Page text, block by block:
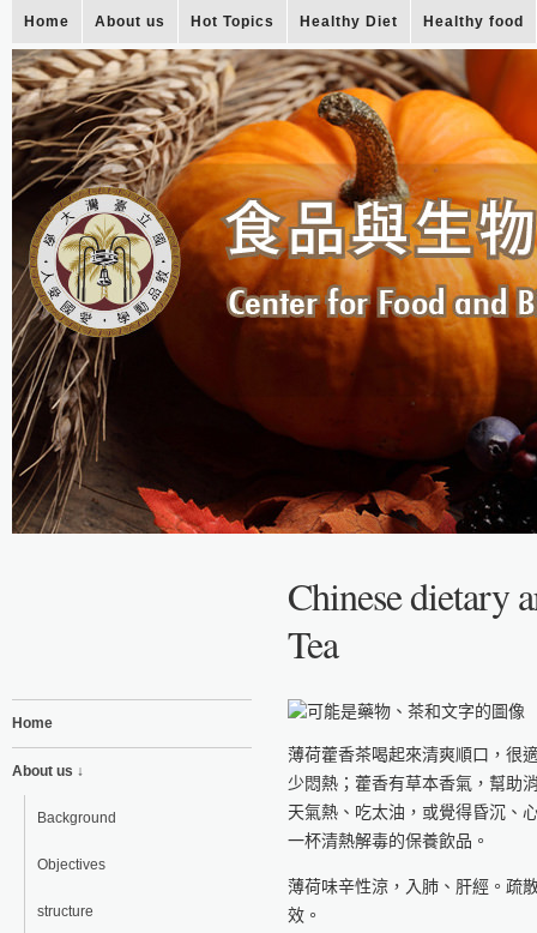
Home About us Hot Topics Healthy Diet Healthy food
Chinese dietary
Tea
Home
About us ↓
Background
Objectives
structure
薄荷藿香茶喝起來清爽順口，很
少悶熱；藿香有草本香氣，幫助
天氣熱、吃太油，或覺得昏沉、
一杯清熱解毒的保養飲品。
薄荷味辛性涼，入肺、肝經。疏
效。